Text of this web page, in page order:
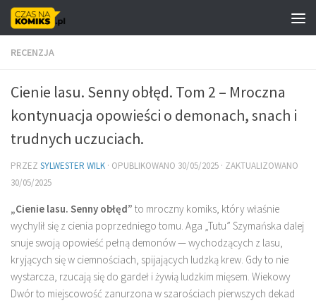
Skip to content
RECENZJA
Cienie lasu. Senny obłęd. Tom 2 – Mroczna
kontynuacja opowieści o demonach, snach i
trudnych uczuciach.
PRZEZ SYLWESTER WILK · OPUBLIKOWANO 30/05/2025 · ZAKTUALIZOWANO
30/05/2025
„Cienie lasu. Senny obłęd” to mroczny komiks, który właśnie
wychylił się z cienia poprzedniego tomu. Aga „Tutu” Szymańska dalej
snuje swoją opowieść pełną demonów — wychodzących z lasu,
kryjących się w ciemnościach, spijających ludzką krew. Gdy to nie
wystarcza, rzucają się do gardeł i żywią ludzkim mięsem. Wiekowy
Dwór to miejscowość zanurzona w szarościach pierwszych dekad